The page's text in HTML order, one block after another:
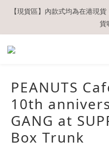
【現貨區】內款式均為在港現
貨
【現貨區】內款式均為在港現
貨
如欲享用會員優惠，註冊後請
溫馨提示：所有順豐快遞／本
郵通知出貨，下單
【現貨區】內款式均為在港現
PEANUTS
10th
GANG at
Box Trunk